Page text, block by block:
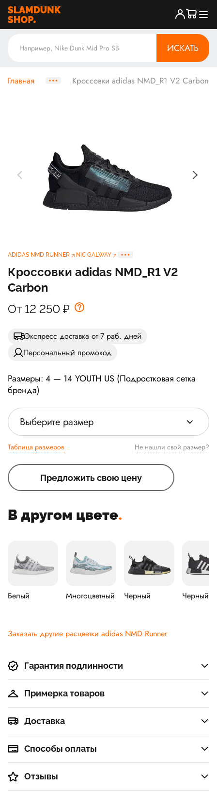
ИСКАТЬ
Главная Кроссовки adidas NMD_R1 V2 Carbon
ADIDAS NMD RUNNER NIC GALWAY
Кроссовки adidas NMD_R1 V2
Carbon
От 12 250 ₽
Экспресс доставка от 7 раб. дней
Персональный промокод
Размеры: 4 — 14 YOUTH US (Подростковая сетка
бренда)
Выберите размер
Таблица размеров Не нашли свой размер?
Предложить свою цену
В другом цвете.
Белый Многоцветный Черный Черный
Заказать другие расцветки adidas NMD Runner
Гарантия подлинности
Примерка товаров
Доставка
Способы оплаты
Отзывы